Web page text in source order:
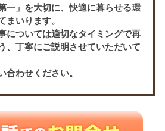
一」を大切に、快適に暮らせる環
まいります。
については適切なタイミングで再
、丁寧にご説明させていただいて
合わせください。